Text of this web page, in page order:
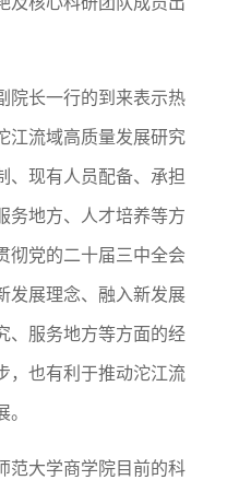
院长一行的到来表示热
江流域高质量发展研究
、现有人员配备、承担
务地方、人才培养等方
彻党的二十届三中全会
发展理念、融入新发展
、服务地方等方面的经
，也有利于推动沱江流
范大学商学院目前的科